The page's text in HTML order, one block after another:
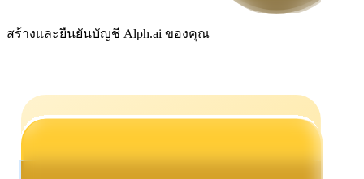
ได้รับ
สร้างและยืนยันบัญชี Alph.ai ของคุณ